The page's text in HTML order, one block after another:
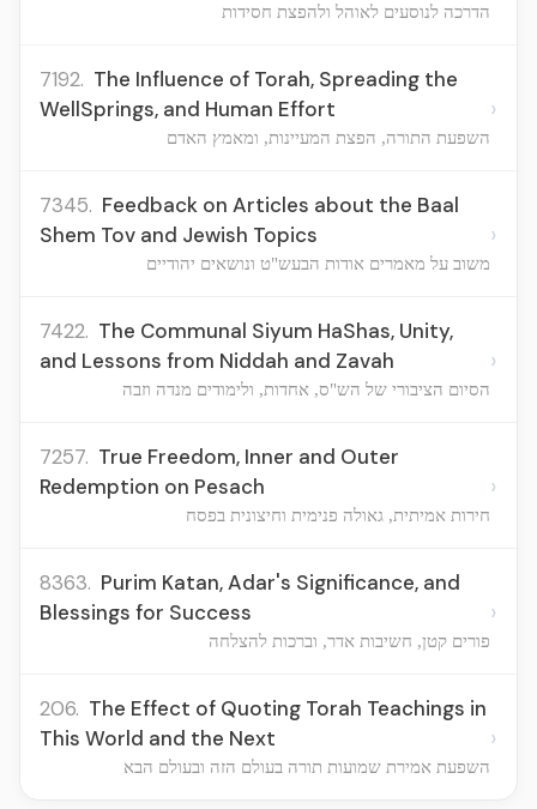
הדרכה לנוסעים לאוהל ולהפצת חסידות
7192. The Influence of Torah, Spreading the
WellSprings, and Human Effort
השפעת התורה, הפצת המעיינות, ומאמץ האדם
›
7345. Feedback on Articles about the Baal
Shem Tov and Jewish Topics
משוב על מאמרים אודות הבעש"ט ונושאים יהודיים
›
7422. The Communal Siyum HaShas, Unity,
and Lessons from Niddah and Zavah
הסיום הציבורי של הש"ס, אחדות, ולימודים מנדה וזבה
›
7257. True Freedom, Inner and Outer
Redemption on Pesach
חירות אמיתית, גאולה פנימית וחיצונית בפסח
›
8363. Purim Katan, Adar's Significance, and
Blessings for Success
פורים קטן, חשיבות אדר, וברכות להצלחה
›
206. The Effect of Quoting Torah Teachings in
This World and the Next
השפעת אמירת שמועות תורה בעולם הזה ובעולם הבא
›